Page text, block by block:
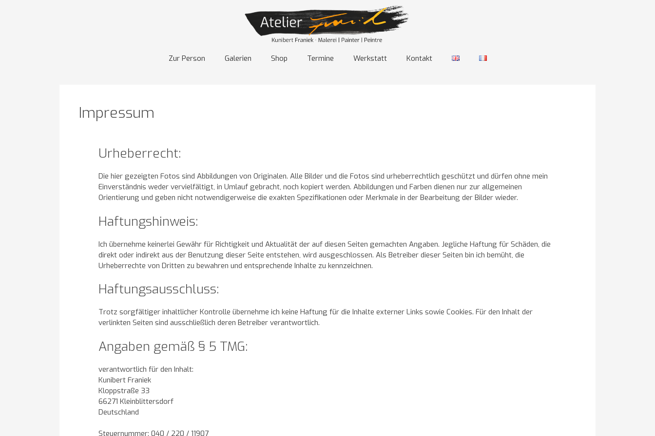
Zur Person Galerien Shop Termine Werkstatt Kontakt
Impressum
Urheberrecht:
Die hier gezeigten Fotos sind Abbildungen von Originalen. Alle Bilder und die Fotos sind urheberrechtlich geschützt und dürfen ohne mein
Einverständnis weder vervielfältigt, in Umlauf gebracht, noch kopiert werden. Abbildungen und Farben dienen nur zur allgemeinen
Orientierung und geben nicht notwendigerweise die exakten Spezifikationen oder Merkmale in der Bearbeitung der Bilder wieder.
Haftungshinweis:
Ich übernehme keinerlei Gewähr für Richtigkeit und Aktualität der auf diesen Seiten gemachten Angaben. Jegliche Haftung für Schäden, die
direkt oder indirekt aus der Benutzung dieser Seite entstehen, wird ausgeschlossen. Als Betreiber dieser Seiten bin ich bemüht, die
Urheberrechte von Dritten zu bewahren und entsprechende Inhalte zu kennzeichnen.
Haftungsausschluss:
Trotz sorgfältiger inhaltlicher Kontrolle übernehme ich keine Haftung für die Inhalte externer Links sowie Cookies. Für den Inhalt der
verlinkten Seiten sind ausschließlich deren Betreiber verantwortlich.
Angaben gemäß § 5 TMG:
verantwortlich für den Inhalt:
Kunibert Franiek
Kloppstraße 33
66271 Kleinblittersdorf
Deutschland
Steuernummer: 040 / 220 / 11907